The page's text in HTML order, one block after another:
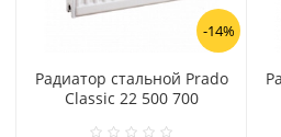
-14%
Радиатор стальной Prado
Classic 22 500 700